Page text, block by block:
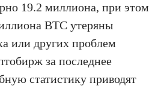
19.2 миллиона, при этом
BTC утеряны
или других проблем
за последнее
статистику приводят